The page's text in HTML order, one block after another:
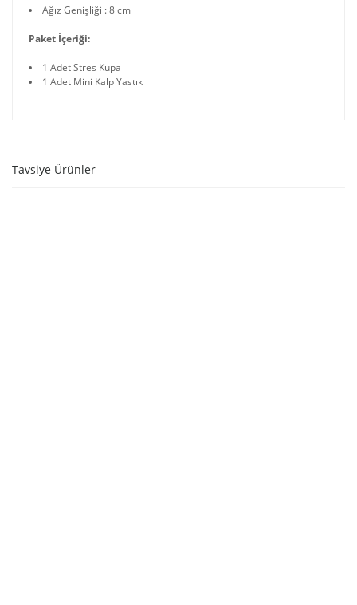
Ağız Genişliği : 8 cm
Paket İçeriği:
1 Adet Stres Kupa
1 Adet Mini Kalp Yastık
Tavsiye Ürünler